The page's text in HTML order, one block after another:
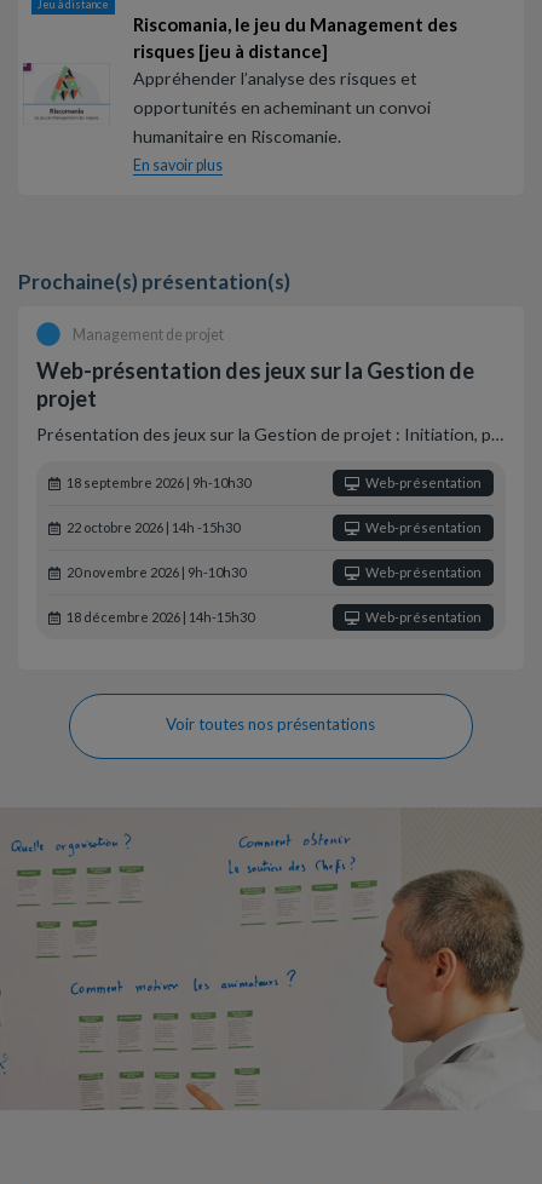
Jeu à distance
Riscomania, le jeu du Management des
risques [jeu à distance]
Appréhender l’analyse des risques et
opportunités en acheminant un convoi
humanitaire en Riscomanie.
En savoir plus
Prochaine(s) présentation(s)
Management de projet
Web-présentation des jeux sur la Gestion de
projet
Présentation des jeux sur la Gestion de projet : Initiation, p…
18 septembre 2026 | 9h-10h30 Web-présentation
22 octobre 2026 | 14h -15h30 Web-présentation
20 novembre 2026 | 9h-10h30 Web-présentation
18 décembre 2026 | 14h-15h30 Web-présentation
Voir toutes nos présentations